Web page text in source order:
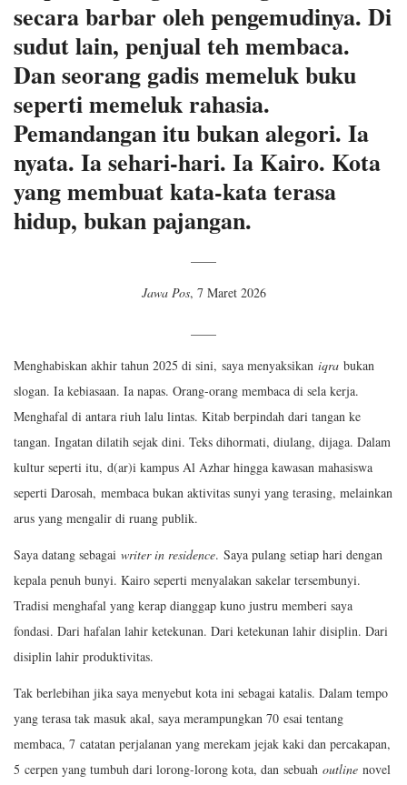
secara barbar oleh pengemudinya. Di
sudut lain, penjual teh membaca.
Dan seorang gadis memeluk buku
seperti memeluk rahasia.
Pemandangan itu bukan alegori. Ia
nyata. Ia sehari-hari. Ia Kairo. Kota
yang membuat kata-kata terasa
hidup, bukan pajangan.
Jawa Pos, 7 Maret 2026
Menghabiskan akhir tahun 2025 di sini, saya menyaksikan iqra bukan
slogan. Ia kebiasaan. Ia napas. Orang-orang membaca di sela kerja.
Menghafal di antara riuh lalu lintas. Kitab berpindah dari tangan ke
tangan. Ingatan dilatih sejak dini. Teks dihormati, diulang, dijaga. Dalam
kultur seperti itu, d(ar)i kampus Al Azhar hingga kawasan mahasiswa
seperti Darosah, membaca bukan aktivitas sunyi yang terasing, melainkan
arus yang mengalir di ruang publik.
Saya datang sebagai writer in residence. Saya pulang setiap hari dengan
kepala penuh bunyi. Kairo seperti menyalakan sakelar tersembunyi.
Tradisi menghafal yang kerap dianggap kuno justru memberi saya
fondasi. Dari hafalan lahir ketekunan. Dari ketekunan lahir disiplin. Dari
disiplin lahir produktivitas.
Tak berlebihan jika saya menyebut kota ini sebagai katalis. Dalam tempo
yang terasa tak masuk akal, saya merampungkan 70 esai tentang
membaca, 7 catatan perjalanan yang merekam jejak kaki dan percakapan,
5 cerpen yang tumbuh dari lorong-lorong kota, dan sebuah outline novel